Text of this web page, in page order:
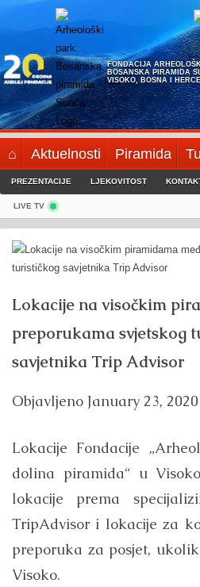
FONDACIJA
BOSANSKA PIRAMIDA
VISOKO, BOSNA I
⌂ Aktuelnosti Piramida
PREZENTACIJE LJEKOVITOST
LIVE TV
Lokacije na visočkim
preporukama svjetskog
savjetnika Trip Advisor
Objavljeno January 23, 2020
Lokacije Fondacije
dolina piramida“ u
lokacije prema
TripAdvisor i lokacije za
preporuka za posjet,
Visoko.